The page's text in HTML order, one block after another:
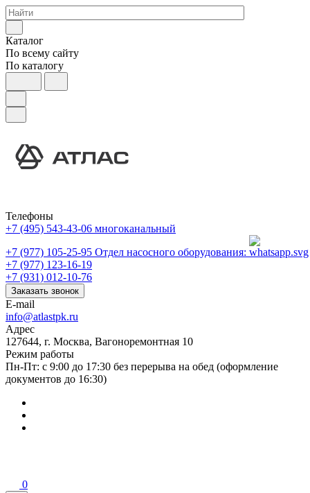
Каталог
По всему сайту
По каталогу
Телефоны
+7 (495) 543-43-06 многоканальный
+7 (977) 105-25-95 Отдел насосного оборудования:
+7 (977) 123-16-19
+7 (931) 012-10-76
Заказать звонок
E-mail
info@atlastpk.ru
Адрес
127644, г. Москва, Вагоноремонтная 10
Режим работы
Пн-Пт: с 9:00 до 17:30 без перерыва на обед (оформление
документов до 16:30)
0